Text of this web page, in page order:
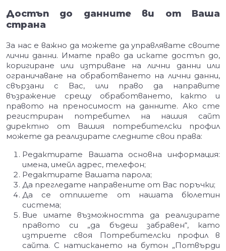
Достъп до данните ви от Ваша
страна
За нас е важно да можете да управлявате своите
лични данни. Имате право да искате достъп до,
коригиране или изтриване на лични данни или
ограничаване на обработването на лични данни,
свързани с Вас, или право да направите
възражение срещу обработването, както и
правото на преносимост на данните. Ако сте
регистриран потребител на нашия сайт
директно от Вашия потребителски профил
можете да реализирате следните свои права:
Редактирате Вашата основна информация:
имена, имейл адрес, телефон;
Редактирате Вашата парола;
Да прегледате направените от Вас поръчки;
Да се отпишете от нашата бюлетин
система;
Вие имате възможността да реализирате
правото си „да бъдеш забравен“, като
изтриете своя Потребителски профил в
сайта. С натискането на бутон „Потвърди